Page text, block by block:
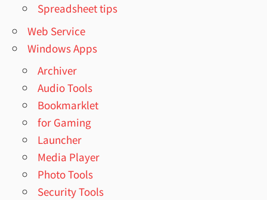
Spreadsheet tips
Web Service
Windows Apps
Archiver
Audio Tools
Bookmarklet
for Gaming
Launcher
Media Player
Photo Tools
Security Tools